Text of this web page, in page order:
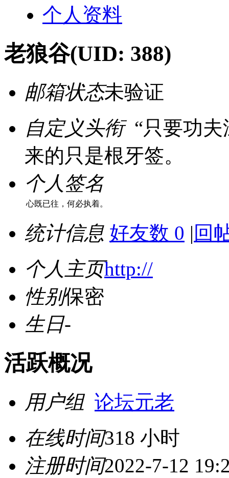
个人资料
老狼谷(UID: 388)
邮箱状态未验证
自定义头衔 “只要功
来的只是根牙签。
个人签名
心既已往，何必执着。
统计信息 好友数 0 | 回
个人主页http://
性别保密
生日-
活跃概况
用户组 论坛元老
在线时间318 小时
注册时间2022-7-12